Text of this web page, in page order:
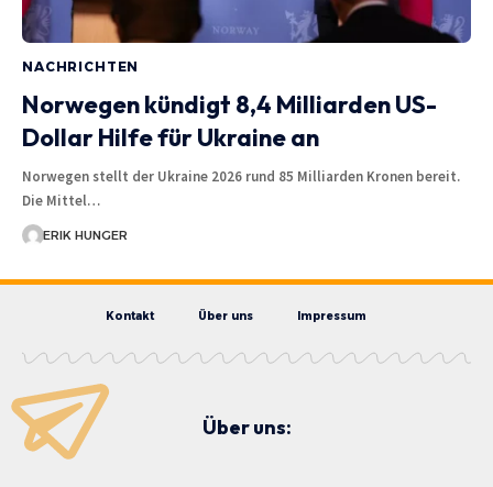
NACHRICHTEN
Norwegen kündigt 8,4 Milliarden US-
Dollar Hilfe für Ukraine an
Norwegen stellt der Ukraine 2026 rund 85 Milliarden Kronen bereit.
Die Mittel…
ERIK HUNGER
Kontakt Über uns Impressum
Über uns: